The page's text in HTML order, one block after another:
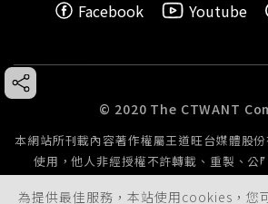
為提供最佳服務，本站使用cookies，您
Facebook
Youtube
© 2020 The CTWANT
本網站所刊載內容著作權屬王道旺台媒體股
使用，他人非經授權不許轉載、重製、公